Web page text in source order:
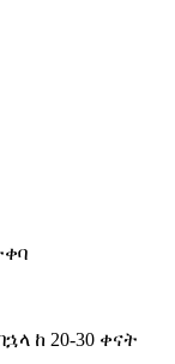
ከ 20-30 ቀናት